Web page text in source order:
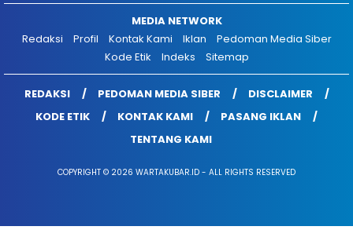
MEDIA NETWORK
Redaksi
Profil Kontak Kami Iklan
Pedoman Media Siber
Kode Etik
Indeks Sitemap
REDAKSI PEDOMAN MEDIA SIBER
DISCLAIMER
KODE ETIK
KONTAK KAMI
PASANG IKLAN
TENTANG KAMI
COPYRIGHT © 2026 WARTAKUBAR.ID - ALL RIGHTS RESERVED